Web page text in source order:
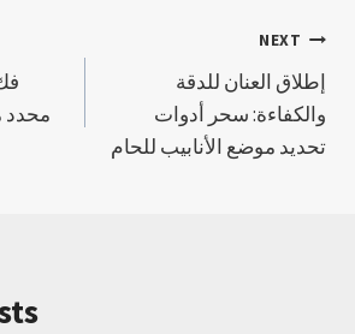
محدد
NEXT
إطلاق العنان للدقة
والكفاءة: سحر أدوات
تحديد موضع الأنابيب للحام